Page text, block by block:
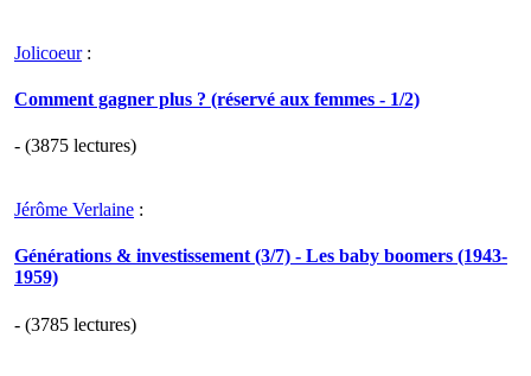
Jolicoeur:
Comment gagner plus ? (réservé aux femmes - 1/2)
- (3875 lectures)
Jérôme Verlaine :
Générations & investissement (3/7) - Les baby boomers (1943-
1959)
- (3785 lectures)